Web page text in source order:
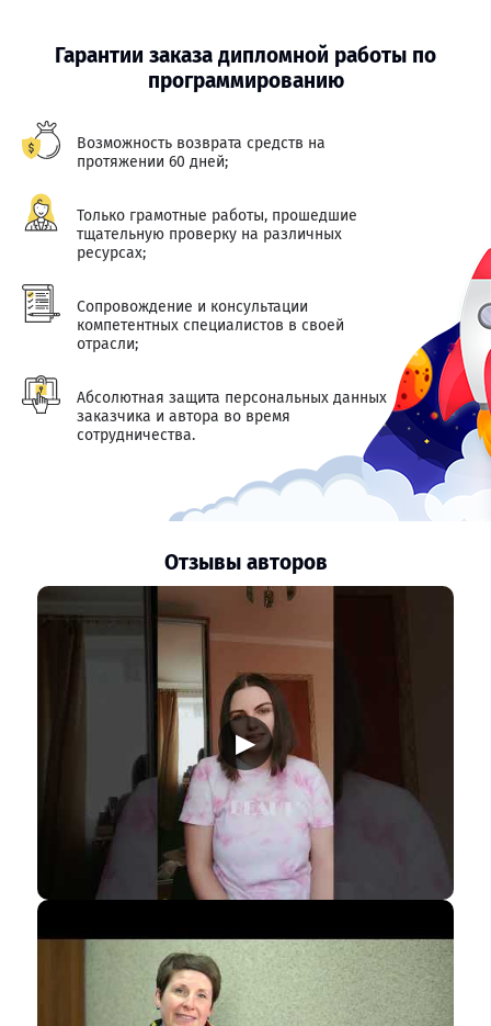
Гарантии заказа дипломной работы по
программированию
Возможность возврата средств на
протяжении 60 дней;
Только грамотные работы, прошедшие
тщательную проверку на различных
ресурсах;
Сопровождение и консультации
компетентных специалистов в своей
отрасли;
Абсолютная защита персональных данных
заказчика и автора во время
сотрудничества.
Отзывы авторов
▶